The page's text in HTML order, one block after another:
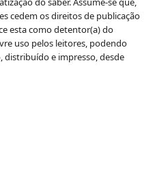
cedem os direitos de publicação
esta como detentor(a) do
uso pelos leitores, podendo
distribuído e impresso, desde